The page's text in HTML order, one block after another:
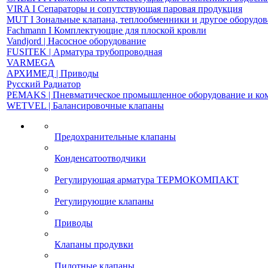
VIRA І Сепараторы и сопутствующая паровая продукция
MUT І Зональные клапана, теплообменники и другое
Fachmann І Комплектующие для плоской кровли
Vandjord | Насосное оборудование
FUSITEK | Арматура трубопроводная
VARMEGA
АРХИМЕД | Приводы
Русский Радиатор
PEMAKS | Пневматическое промышленное оборудование и
WETVEL | Балансировочные клапаны
Предохранительные клапаны
Конденсатоотводчики
Регулирующая арматура ТЕРМОКОМПАКТ
Регулирующие клапаны
Приводы
Клапаны продувки
Пилотные клапаны